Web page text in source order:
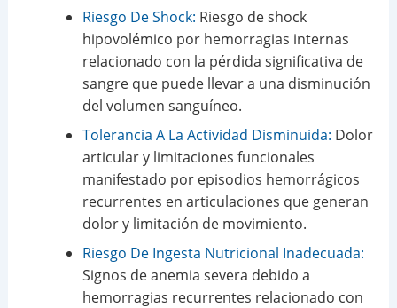
Riesgo De Shock: Riesgo de shock
hipovolémico por hemorragias internas
relacionado con la pérdida significativa de
sangre que puede llevar a una disminución
del volumen sanguíneo.
Tolerancia A La Actividad Disminuida: Dolor
articular y limitaciones funcionales
manifestado por episodios hemorrágicos
recurrentes en articulaciones que generan
dolor y limitación de movimiento.
Riesgo De Ingesta Nutricional Inadecuada:
Signos de anemia severa debido a
hemorragias recurrentes relacionado con